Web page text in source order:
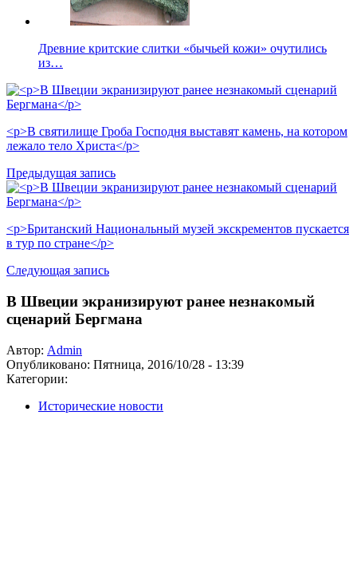
Древние критские слитки «бычьей кожи» очутились
из…
<p>В святилище Гроба Господня выставят камень, на котором
лежало тело Христа</p>
Предыдущая запись
<p>Британский Национальный музей экскрементов пускается
в тур по стране</p>
Следующая запись
В Швеции экранизируют ранее незнакомый
сценарий Бергмана
Автор: Admin
Опубликовано: Пятница, 2016/10/28 - 13:39
Категории:
Исторические новости